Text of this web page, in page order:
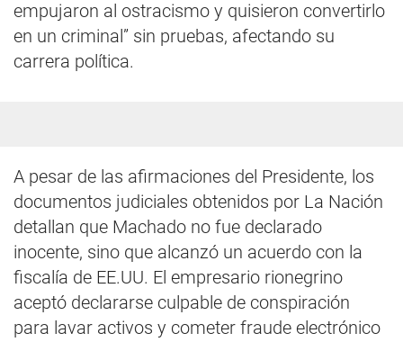
empujaron al ostracismo y quisieron convertirlo
en un criminal” sin pruebas, afectando su
carrera política.
A pesar de las afirmaciones del Presidente, los
documentos judiciales obtenidos por La Nación
detallan que Machado no fue declarado
inocente, sino que alcanzó un acuerdo con la
fiscalía de EE.UU. El empresario rionegrino
aceptó declararse culpable de conspiración
para lavar activos y cometer fraude electrónico